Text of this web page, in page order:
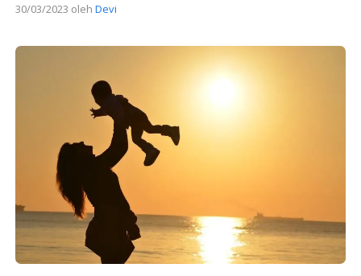
30/03/2023 oleh Devi